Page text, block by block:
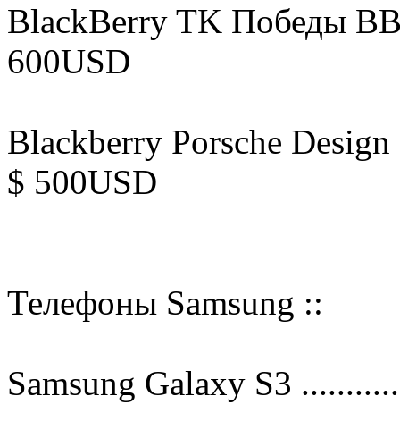
BlackBerry TK Победы
600USD
Blackberry Porsche
$ 500USD
Телефоны Samsung ::
Samsung Galaxy S3